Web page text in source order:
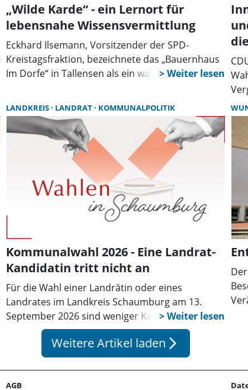
„Wilde Karde“ - ein Lernort für
lebensnahe Wissensvermittlung
Eckhard Ilsemann, Vorsitzender der SPD-
Kreistagsfraktion, bezeichnete das „Bauernhaus
Im Dorfe“ in Tallensen als ein wahres
Wittkugel, Bürgermeister der Gemeinde
Seggebruch und Kreistagsabgeordneter, aus.
LANDKREIS LANDRAT KOMMUNALPOLITIK
Kommunalwahl 2026 - Eine Landrat-
Kandidatin tritt nicht an
Für die Wahl einer Landrätin oder eines
Landrates im Landkreis Schaumburg am 13.
September 2026 sind weniger Kandidaten im
Rennen als zunächst erwartet. Wie die
Kreiswahlleiterin mitteilt, ist einer der
eingereichten Wahlvorschläge hinfällig
geworden, nachdem die darin benannte
Bewerberin ihren Rücktritt erklärt hat. Dabei
Weitere Artikel laden arrow_forward_ios
AGB